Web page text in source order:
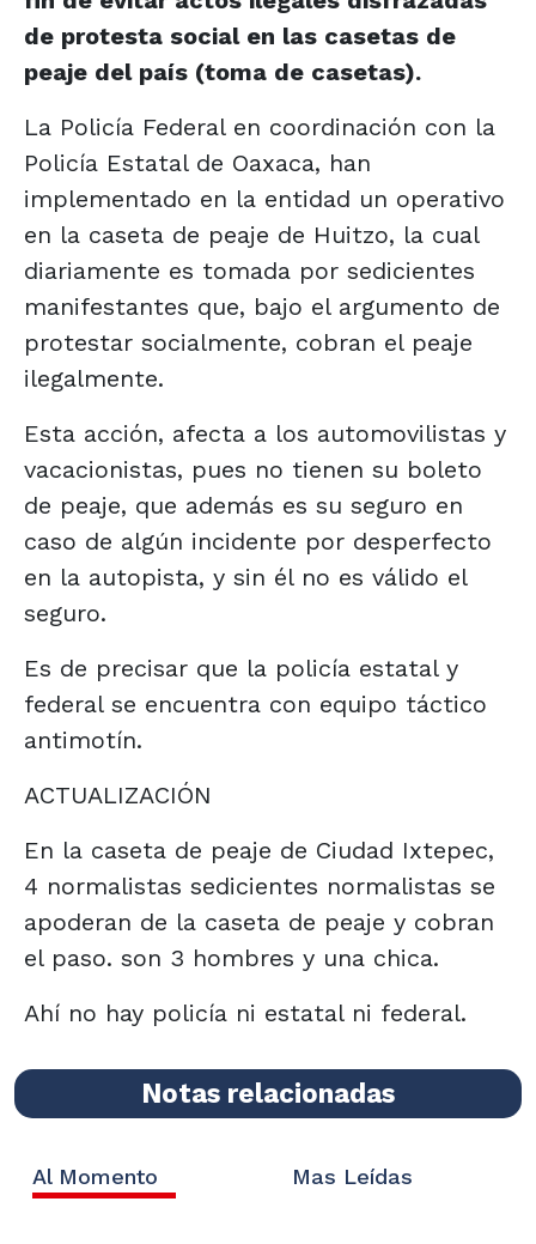
de protesta social en las casetas de
peaje del país (toma de casetas).
La Policía Federal en coordinación con la
Policía Estatal de Oaxaca, han
implementado en la entidad un operativo
en la caseta de peaje de Huitzo, la cual
diariamente es tomada por sedicientes
manifestantes que, bajo el argumento de
protestar socialmente, cobran el peaje
ilegalmente.
Esta acción, afecta a los automovilistas y
vacacionistas, pues no tienen su boleto
de peaje, que además es su seguro en
caso de algún incidente por desperfecto
en la autopista, y sin él no es válido el
seguro.
Es de precisar que la policía estatal y
federal se encuentra con equipo táctico
antimotín.
ACTUALIZACIÓN
En la caseta de peaje de Ciudad Ixtepec,
4 normalistas sedicientes normalistas se
apoderan de la caseta de peaje y cobran
el paso. son 3 hombres y una chica.
Ahí no hay policía ni estatal ni federal.
Notas relacionadas
Al Momento Mas Leídas